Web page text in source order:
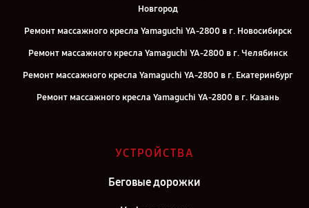
Новгород
Ремонт массажного кресла Yamaguchi YA-2800 в г. Новосибирск
Ремонт массажного кресла Yamaguchi YA-2800 в г. Челябинск
Ремонт массажного кресла Yamaguchi YA-2800 в г. Екатеринбург
Ремонт массажного кресла Yamaguchi YA-2800 в г. Казань
Ремонт массажного кресла Yamaguchi YA-2800 в г. Москва
УСТРОЙСТВА
Беговые дорожки